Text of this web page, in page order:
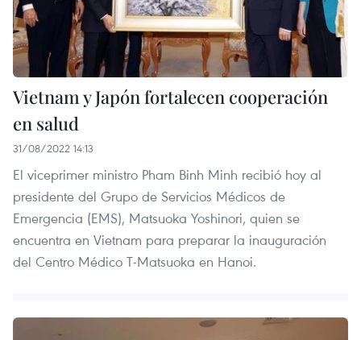
Vietnam y Japón fortalecen cooperación
en salud
31/08/2022 14:13
El viceprimer ministro Pham Binh Minh recibió hoy al
presidente del Grupo de Servicios Médicos de
Emergencia (EMS), Matsuoka Yoshinori, quien se
encuentra en Vietnam para preparar la inauguración
del Centro Médico T-Matsuoka en Hanoi.